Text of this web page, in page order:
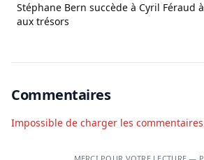
Stéphane Bern succède à Cyril Féraud
aux trésors
Commentaires
Impossible de charger les